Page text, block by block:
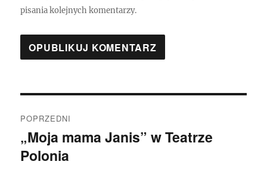
pisania kolejnych komentarzy.
wpisu
POPRZEDNI
Poprzedni
wpis:
„Moja mama Janis” w Teatrze
Polonia